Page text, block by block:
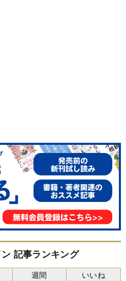
記事ランキング
週間 いいね